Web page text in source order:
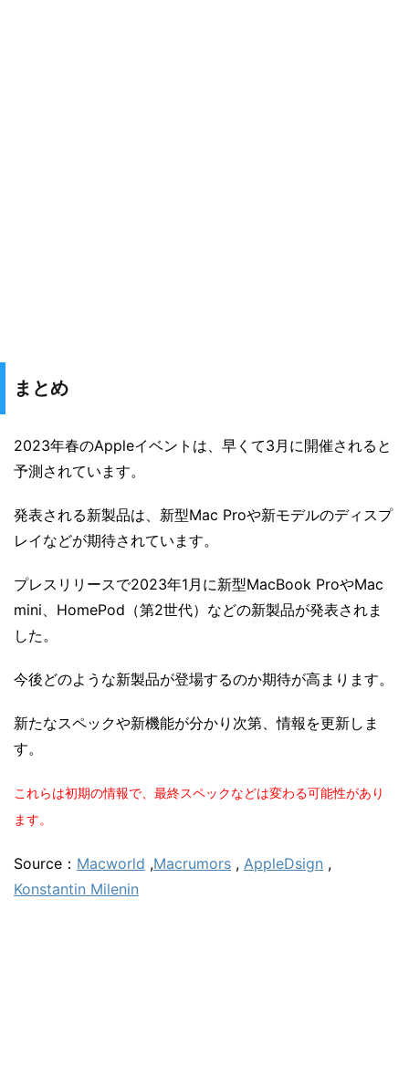
まとめ
2023年春のAppleイベントは、早くて3月に開催されると
予測されています。
発表される新製品は、新型Mac Proや新モデルのディスプ
レイなどが期待されています。
プレスリリースで2023年1月に新型MacBook ProやMac
mini、HomePod（第2世代）などの新製品が発表されま
した。
今後どのような新製品が登場するのか期待が高まります。
新たなスペックや新機能が分かり次第、情報を更新しま
す。
これらは初期の情報で、最終スペックなどは変わる可能性があり
ます。
Source： Macworld ,Macrumors , AppleDsign ,
Konstantin Milenin